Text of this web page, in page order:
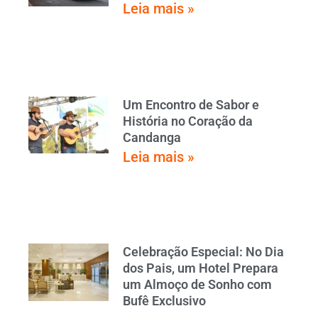
Leia mais »
Um Encontro de Sabor e
História no Coração da
Candanga
Leia mais »
Celebração Especial: No Dia
dos Pais, um Hotel Prepara
um Almoço de Sonho com
Bufê Exclusivo